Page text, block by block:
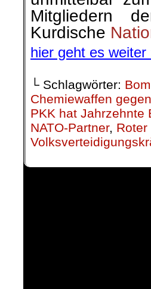
Mitgliedern
Kurdische
hier geht es weiter
└ Schlagwörter:
Chemiewaffen
PKK hat Jahrzehnte
NATO-Partner, Roter